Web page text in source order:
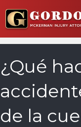
¿Qué
de la